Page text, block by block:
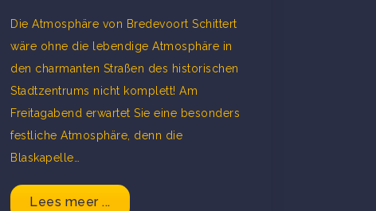
Die Atmosphäre von Bredevoort Schittert
wäre ohne die lebendige Atmosphäre in
den charmanten Straßen des historischen
Stadtzentrums nicht komplett! Am
Freitagabend erwartet Sie eine besonders
festliche Atmosphäre, denn die
Blaskapelle…
Lees meer ...